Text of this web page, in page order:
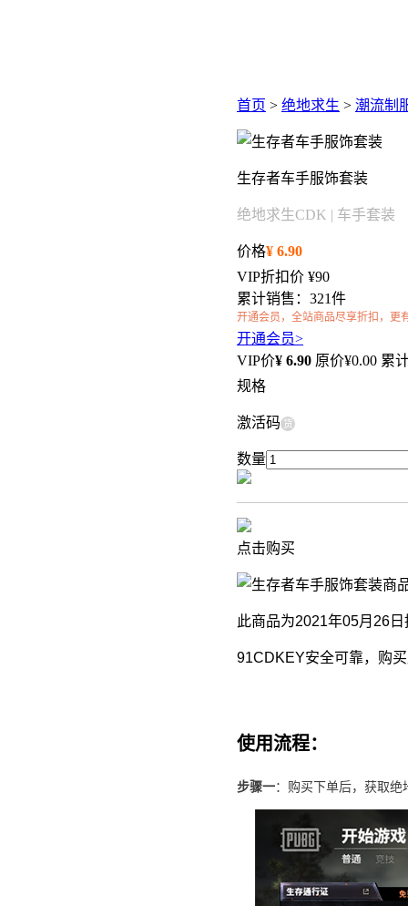
首页 > 绝地求生 > 潮流制
生存者车手服饰套装
绝地求生CDK | 车手套装
价格¥ 6.90
VIP折扣价 ¥90
累计销售：321件
开通会员，全站商品尽享折扣，更
开通会员>
VIP价¥ 6.90 原价¥0.00 累
规格
激活码 货
数量
点击购买
商
此商品为2021年05月26日
91CDKEY安全可靠，购
使用流程：
步骤一：购买下单后，获取